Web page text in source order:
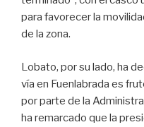
para favorecer la
de la zona.
Lobato, por su lado, ha
vía en Fuenlabrada es
por parte de la
ha remarcado que la